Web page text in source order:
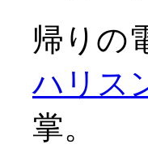
帰りの
ハリス
掌。